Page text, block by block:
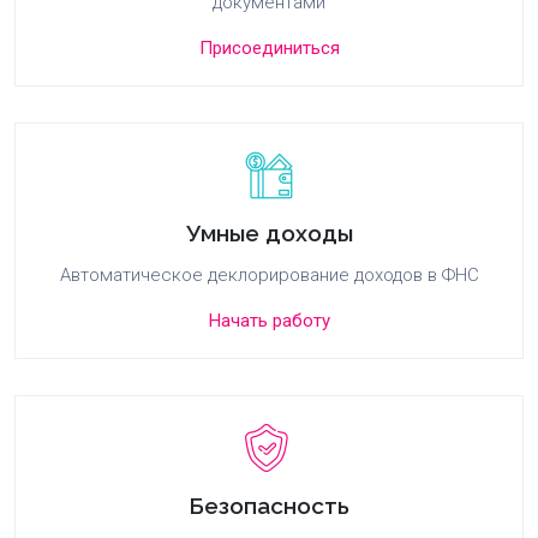
Присоединиться
Умные доходы
Автоматическое деклорирование доходов в ФНС
Начать работу
Безопасность